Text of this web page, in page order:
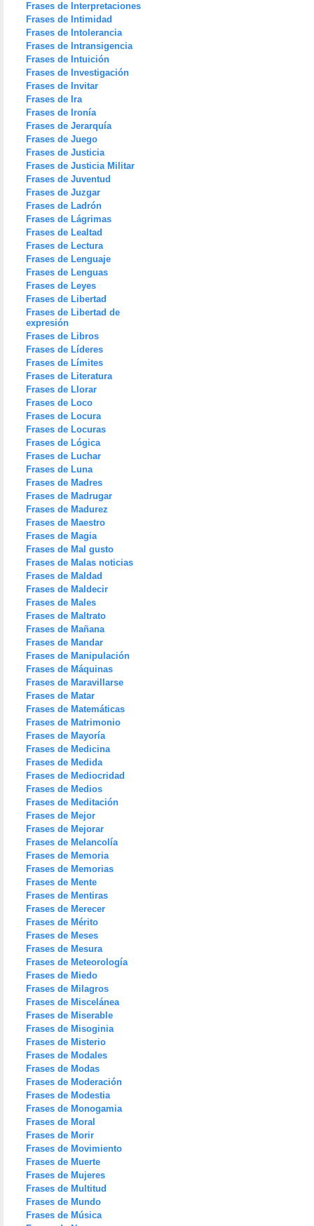
Frases de Interpretaciones
Frases de Intimidad
Frases de Intolerancia
Frases de Intransigencia
Frases de Intuición
Frases de Investigación
Frases de Invitar
Frases de Ira
Frases de Ironía
Frases de Jerarquía
Frases de Juego
Frases de Justicia
Frases de Justicia Militar
Frases de Juventud
Frases de Juzgar
Frases de Ladrón
Frases de Lágrimas
Frases de Lealtad
Frases de Lectura
Frases de Lenguaje
Frases de Lenguas
Frases de Leyes
Frases de Libertad
Frases de Libertad de
expresión
Frases de Libros
Frases de Líderes
Frases de Límites
Frases de Literatura
Frases de Llorar
Frases de Loco
Frases de Locura
Frases de Locuras
Frases de Lógica
Frases de Luchar
Frases de Luna
Frases de Madres
Frases de Madrugar
Frases de Madurez
Frases de Maestro
Frases de Magia
Frases de Mal gusto
Frases de Malas noticias
Frases de Maldad
Frases de Maldecir
Frases de Males
Frases de Maltrato
Frases de Mañana
Frases de Mandar
Frases de Manipulación
Frases de Máquinas
Frases de Maravillarse
Frases de Matar
Frases de Matemáticas
Frases de Matrimonio
Frases de Mayoría
Frases de Medicina
Frases de Medida
Frases de Mediocridad
Frases de Medios
Frases de Meditación
Frases de Mejor
Frases de Mejorar
Frases de Melancolía
Frases de Memoria
Frases de Memorias
Frases de Mente
Frases de Mentiras
Frases de Merecer
Frases de Mérito
Frases de Meses
Frases de Mesura
Frases de Meteorología
Frases de Miedo
Frases de Milagros
Frases de Miscelánea
Frases de Miserable
Frases de Misoginia
Frases de Misterio
Frases de Modales
Frases de Modas
Frases de Moderación
Frases de Modestia
Frases de Monogamia
Frases de Moral
Frases de Morir
Frases de Movimiento
Frases de Muerte
Frases de Mujeres
Frases de Multitud
Frases de Mundo
Frases de Música